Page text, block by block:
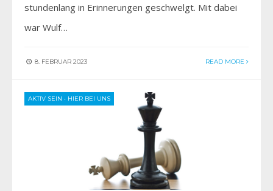
stundenlang in Erinnerungen geschwelgt. Mit dabei
war Wulf…
8. FEBRUAR 2023 READ MORE
AKTIV SEIN • HIER BEI UNS